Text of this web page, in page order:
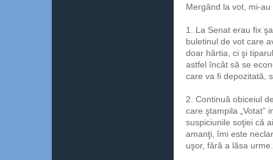
Mergând la vot, mi-
1. La Senat erau fix
buletinul de vot care
doar hârtia, ci şi
astfel încât să se
care va fi depozitată,
2. Continuă obiceiul
care ştampila „Votat”
suspiciunile soţiei că
amanţi, îmi este
uşor, fără a lăsa urme.